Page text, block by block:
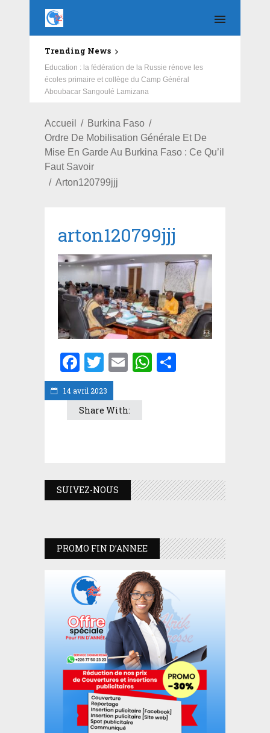
Trending News
Education : la fédération de la Russie rénove les
écoles primaire et collège du Camp Général
Aboubacar Sangoulé Lamizana
Accueil
Burkina Faso
Ordre De Mobilisation Générale Et De
Mise En Garde Au Burkina Faso : Ce Qu’il
Faut Savoir
Arton120799jjj
14 avril 2023
arton120799jjj
Facebook
Twitter
EmailWhatsApp
Share With:
SUIVEZ-NOUS
PROMO FIN D’ANNEE